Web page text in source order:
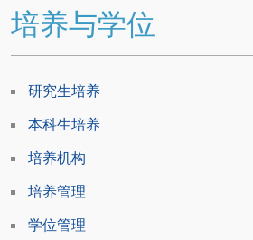
培养与学位
研究生培养
本科生培养
培养机构
培养管理
学位管理